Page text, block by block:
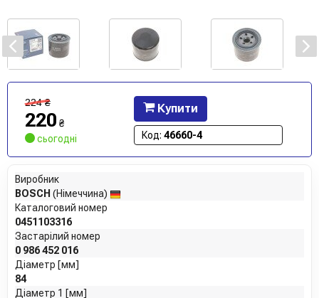
224 ₴
220 ₴
сьогодні
Купити
Код: 46660-4
Виробник
BOSCH (Німеччина)
Каталоговий номер
0451103316
Застарілий номер
0 986 452 016
Діаметр [мм]
84
Діаметр 1 [мм]